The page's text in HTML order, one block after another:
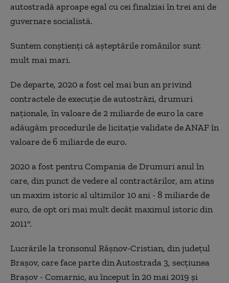
autostradă aproape egal cu cei finalziai în trei ani de
guvernare socialistă.
Suntem conștienți că așteptările românilor sunt
mult mai mari.
De departe, 2020 a fost cel mai bun an privind
contractele de execuție de autostrăzi, drumuri
naționale, în valoare de 2 miliarde de euro la care
adăugăm procedurile de licitație validate de ANAF în
valoare de 6 miliarde de euro.
2020 a fost pentru Compania de Drumuri anul în
care, din punct de vedere al contractărilor, am atins
un maxim istoric al ultimilor 10 ani - 8 miliarde de
euro, de opt ori mai mult decât maximul istoric din
2011".
Lucrările la tronsonul Râșnov-Cristian, din județul
Brașov, care face parte din Autostrada 3, secțiunea
Brașov - Comarnic, au început în 20 mai 2019 și